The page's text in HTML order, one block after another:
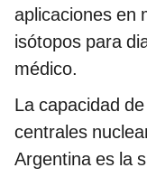
aplicaciones en
isótopos para
médico.
La capacidad
centrales
Argentina es la